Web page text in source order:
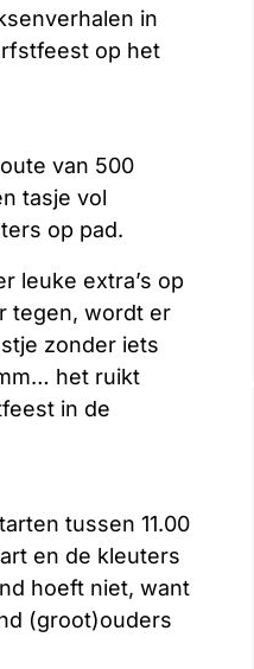
in
op het
van 500
tasje vol
op pad.
leuke extra’s op
tegen, wordt er
zonder iets
het ruikt
in de
tussen 11.00
en de kleuters
hoeft niet, want
(groot)ouders